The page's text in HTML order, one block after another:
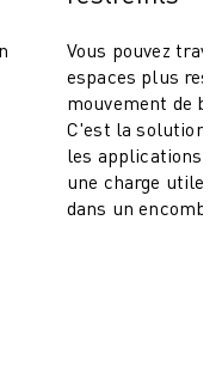
Vous pouvez
espaces plus
mouvement de
C'est la solution
les applications
une charge utile
dans un